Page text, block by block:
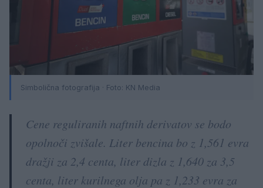
Simbolična fotografija · Foto: KN Media
Cene reguliranih naftnih derivatov se bodo
opolnoči zvišale. Liter bencina bo z 1,561 evra
dražji za 2,4 centa, liter dizla z 1,640 za 3,5
centa, liter kurilnega olja pa z 1,233 evra za